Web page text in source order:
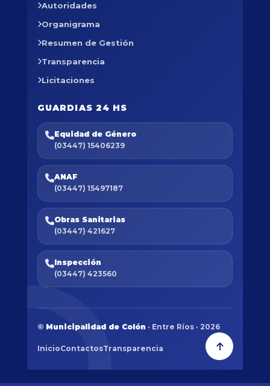
Autoridades
Organigrama
Resumen de Gestión
Transparencia
Licitaciones
GUARDIAS 24 HS
Equidad de Género
(03447) 15406239
ANAF
(03447) 15497187
Obras Sanitarias
(03447) 421627
Inspección
(03447) 423560
© Municipalidad de Colón · Entre Ríos · 2026
InicioContactosTransparencia